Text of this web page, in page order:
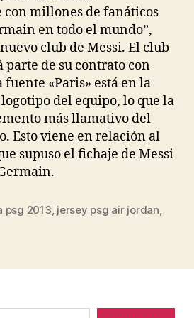
millones de fanáticos
en todo el mundo”,
club de Messi. El club
parte de su contrato con
«Paris» está en la
del equipo, lo que la
más llamativo del
Esto viene en relación al
supuso el fichaje de Messi
psg 2013 jersey psg air jordan